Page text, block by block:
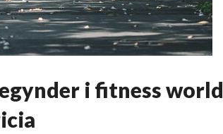
i fitness world